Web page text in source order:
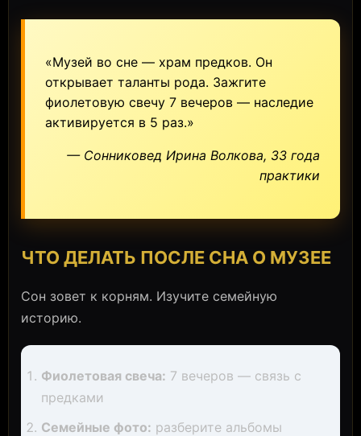
«Музей во сне — храм предков. Он
открывает таланты рода. Зажгите
фиолетовую свечу 7 вечеров — наследие
активируется в 5 раз.»
— Сонниковед Ирина Волкова, 33 года
практики
ЧТО ДЕЛАТЬ ПОСЛЕ СНА О МУЗЕЕ
Сон зовет к корням. Изучите семейную
историю.
Фиолетовая свеча: 7 вечеров — связь с
предками
Семейные фото: разберите альбомы